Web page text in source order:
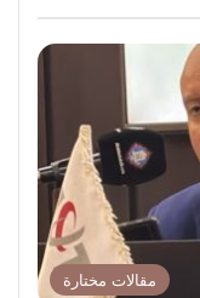
مقالات مختارة